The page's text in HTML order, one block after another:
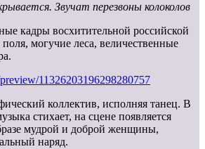
Звучат перезвоны колоколов
кадры восхитительной российской
могучие леса, величественные
11326203196298280757
коллектив, исполняя танец. В
стихает, на сцене появляется
мудрой и доброй женщины,
наряд.